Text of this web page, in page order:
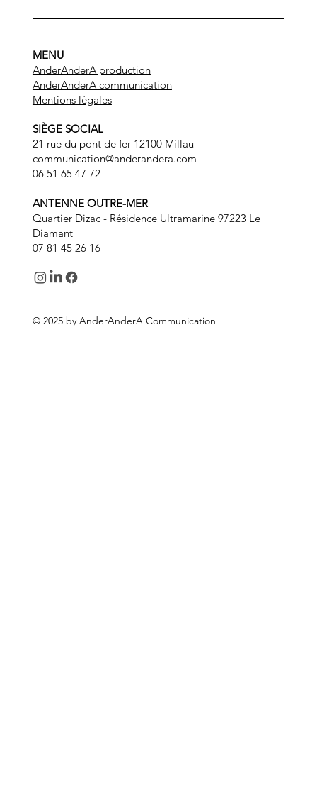
SIÈGE SOCIAL
21 rue du pont de fer 12100 Millau
communication@anderandera.com
06 51 65 47 72
ANTENNE OUTRE-MER
Quartier Dizac - Résidence Ultramarine 97223 Le
Diamant
07 81 45 26 16
MENU
AnderAnderA production
AnderAnderA communication
Mentions légales
© 2025 by AnderAnderA Communication